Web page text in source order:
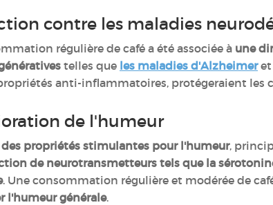
contre les maladies
régulière de café a été associée à une
telles que les maladies d'Alzheimeret
anti-inflammatoires, protégeraient les
de l'humeur
des propriétés stimulantes pour l'humeur,
de neurotransmetteurs tels que la
. Une consommation régulière et modérée de
l'humeur générale.